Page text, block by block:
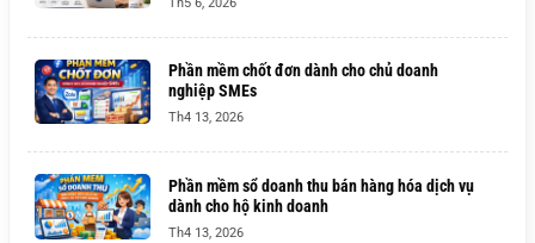
Phần mềm chốt đơn dành cho chủ doanh
nghiệp SMEs
Th4 13, 2026
Phần mềm sổ doanh thu bán hàng hóa dịch vụ
dành cho hộ kinh doanh
Th4 13, 2026